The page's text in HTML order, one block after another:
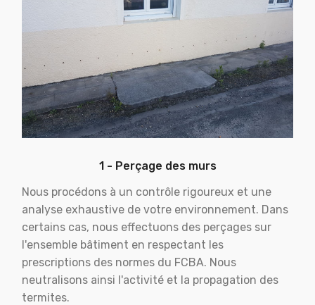
1 - Perçage des murs
Nous procédons à un contrôle rigoureux et une
analyse exhaustive de votre environnement. Dans
certains cas, nous effectuons des perçages sur
l'ensemble bâtiment en respectant les
prescriptions des normes du FCBA. Nous
neutralisons ainsi l'activité et la propagation des
termites.